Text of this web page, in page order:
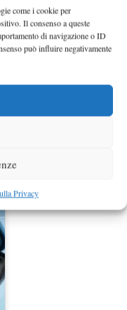
come i cookie per
Il consenso a queste
di navigazione o ID
può influire negativamente
Privacy